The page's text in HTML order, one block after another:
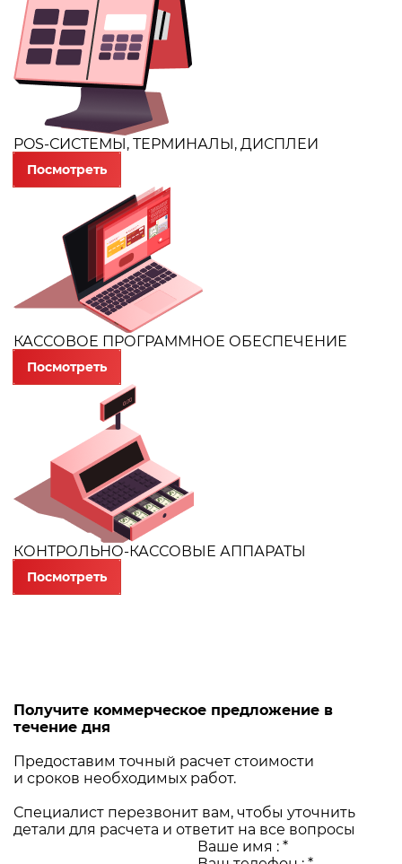
POS-СИСТЕМЫ, ТЕРМИНАЛЫ, ДИСПЛЕИ
Посмотреть
КАССОВОЕ ПРОГРАММНОЕ ОБЕСПЕЧЕНИЕ
Посмотреть
КОНТРОЛЬНО-КАССОВЫЕ АППАРАТЫ
Посмотреть
Получите коммерческое предложение в
течение дня
Предоставим точный расчет стоимости
и сроков необходимых работ.
Специалист перезвонит вам, чтобы уточнить
детали для расчета и ответит на все вопросы
Ваше имя : *